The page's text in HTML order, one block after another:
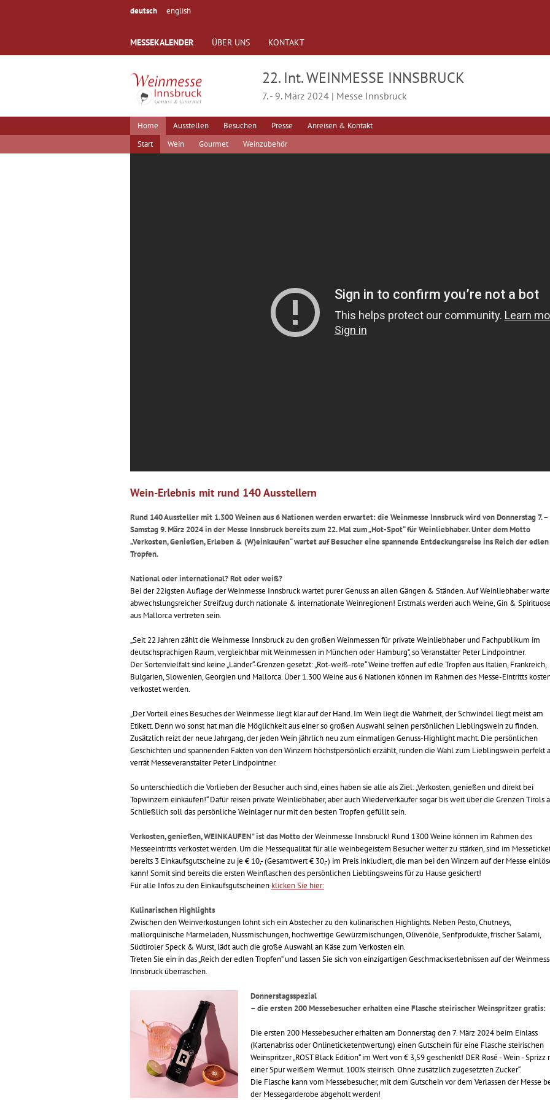
deutsch english
MESSEKALENDER ÜBER UNS KONTAKT
22. Int. WEINMESSE INNSBRUCK
7. - 9. März 2024 | Messe Innsbruck
Home Ausstellen Besuchen Presse
Anreisen & Kontakt
Start
Wein Gourmet Weinzubehör
Wein-Erlebnis mit rund 140 Ausstellern
Rund 140 Aussteller mit 1.300 Weinen aus 6 Nationen werden erwartet: die Weinmesse Innsbruck wird von Donnerstag 7. –
Samstag 9. März 2024 in der Messe Innsbruck bereits zum 22. Mal zum „Hot-Spot“ für Weinliebhaber. Unter dem Motto
„Verkosten, Genießen, Erleben & (W)einkaufen“ wartet auf Besucher eine spannende Entdeckungsreise ins Reich der edlen
Tropfen.
National oder international? Rot oder weiß?
Bei der 22igsten Auflage der Weinmesse Innsbruck wartet purer Genuss an allen Gängen & Ständen. Auf Weinliebhaber
abwechslungsreicher Streifzug durch nationale & internationale Weinregionen! Erstmals werden auch Weine, Gin &
aus Mallorca vertreten sein.
„Seit 22 Jahren zählt die Weinmesse Innsbruck zu den großen Weinmessen für private Weinliebhaber und Fachpublikum im
deutschsprachigen Raum, vergleichbar mit Weinmessen in München oder Hamburg“, so Veranstalter Peter Lindpointner.
Der Sortenvielfalt sind keine „Länder“-Grenzen gesetzt: „Rot-weiß-rote“ Weine treffen auf edle Tropfen aus Italien, Frankreich,
Bulgarien, Slowenien, Georgien und Mallorca. Über 1.300 Weine aus 6 Nationen können im Rahmen des Messe-Eintritts
verkostet werden.
„Der Vorteil eines Besuches der Weinmesse liegt klar auf der Hand. Im Wein liegt die Wahrheit, der Schwindel liegt meist am
Etikett. Denn wo sonst hat man die Möglichkeit aus einer so großen Auswahl seinen persönlichen Lieblingswein zu finden.
Zusätzlich reizt der neue Jahrgang, der jeden Wein jährlich neu zum einmaligen Genuss-Highlight macht. Die persönlichen
Geschichten und spannenden Fakten von den Winzern höchstpersönlich erzählt, runden die Wahl zum Lieblingswein perfekt
verrät Messeveranstalter Peter Lindpointner.
So unterschiedlich die Vorlieben der Besucher auch sind, eines haben sie alle als Ziel: „Verkosten, genießen und direkt bei
Topwinzern einkaufen!“ Dafür reisen private Weinliebhaber, aber auch Wiederverkäufer sogar bis weit über die Grenzen Tirols
Schließlich soll das persönliche Weinlager nur mit den besten Tropfen gefüllt sein.
Verkosten, genießen, WEINKAUFEN" ist das Mottoder Weinmesse Innsbruck! Rund 1300 Weine können im Rahmen des
Messeeintritts verkostet werden. Um die Messequalität für alle weinbegeistern Besucher weiter zu stärken, sind im
bereits 3 Einkaufsgutscheine zu je € 10,- (Gesamtwert € 30,-) im Preis inkludiert, die man bei den Winzern auf der Messe
kann! Somit sind bereits die ersten Weinflaschen des persönlichen Lieblingsweins für zu Hause gesichert!
Für alle Infos zu den Einkaufsgutscheinen klicken Sie hier:
Kulinarischen Highlights
Zwischen den Weinverkostungen lohnt sich ein Abstecher zu den kulinarischen Highlights. Neben Pesto, Chutneys,
mallorquinische Marmeladen, Nussmischungen, hochwertige Gewürzmischungen, Olivenöle, Senfprodukte, frischer Salami,
Südtiroler Speck & Wurst, lädt auch die große Auswahl an Käse zum Verkosten ein.
Treten Sie ein in das „Reich der edlen Tropfen“ und lassen Sie sich von einzigartigen Geschmackserlebnissen auf der
Innsbruck überraschen.
Donnerstagsspezial
– die ersten 200 Messebesucher erhalten eine Flasche steirischer Weinspritzer gratis:
Die ersten 200 Messebesucher erhalten am Donnerstag den 7. März 2024 beim Einlass
(Kartenabriss oder Onlineticketentwertung) einen Gutschein für eine Flasche steirischen
Weinspritzer „ROST Black Edition“ im Wert von € 3,59 geschenkt! DER Rosé - Wein - Sprizz
einer Spur weißem Wermut. 100% steirisch. Ohne zusätzlich zugesetzten Zucker“.
Die Flasche kann vom Messebesucher, mit dem Gutschein vor dem Verlassen der Messe
der Messegarderobe abgeholt werden!